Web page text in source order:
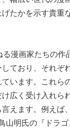
たかを示す貴重
る漫画家たちの作
ており、それぞ
います。これら
広く受け入れら
えます。例えば
山明氏の『ドラゴ